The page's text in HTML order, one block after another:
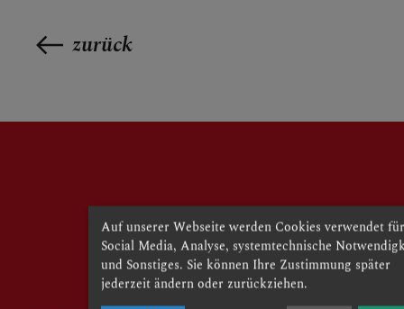
zurück
Kirchenweg 2
3233 Kilb
Auf unserer Webseite werden Cookies verwendet für
Social Media, Analyse, systemtechnische
und Sonstiges. Sie können Ihre Zustimmung später
jederzeit ändern oder zurückziehen.